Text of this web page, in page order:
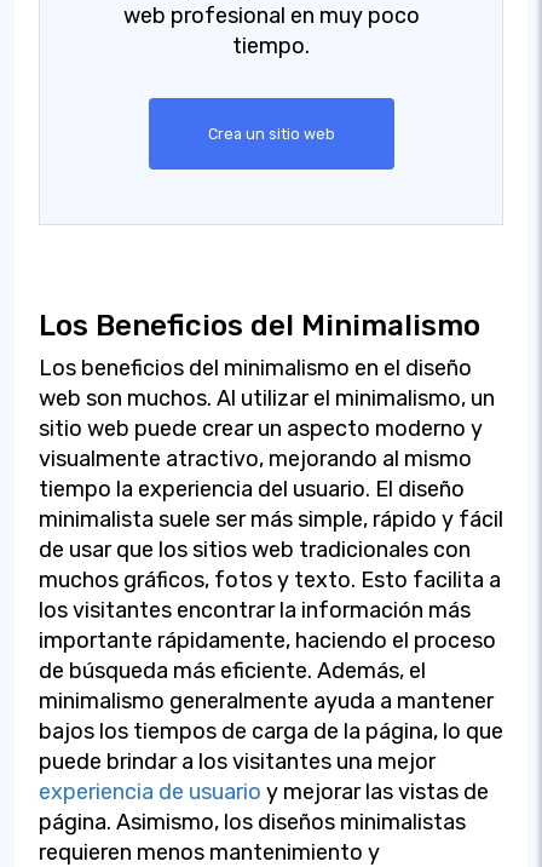
web profesional en muy poco
tiempo.
Crea un sitio web
Los Beneficios del Minimalismo
Los beneficios del minimalismo en el diseño
web son muchos. Al utilizar el minimalismo, un
sitio web puede crear un aspecto moderno y
visualmente atractivo, mejorando al mismo
tiempo la experiencia del usuario. El diseño
minimalista suele ser más simple, rápido y fácil
de usar que los sitios web tradicionales con
muchos gráficos, fotos y texto. Esto facilita a
los visitantes encontrar la información más
importante rápidamente, haciendo el proceso
de búsqueda más eficiente. Además, el
minimalismo generalmente ayuda a mantener
bajos los tiempos de carga de la página, lo que
puede brindar a los visitantes una mejor
experiencia de usuario y mejorar las vistas de
página. Asimismo, los diseños minimalistas
requieren menos mantenimiento y